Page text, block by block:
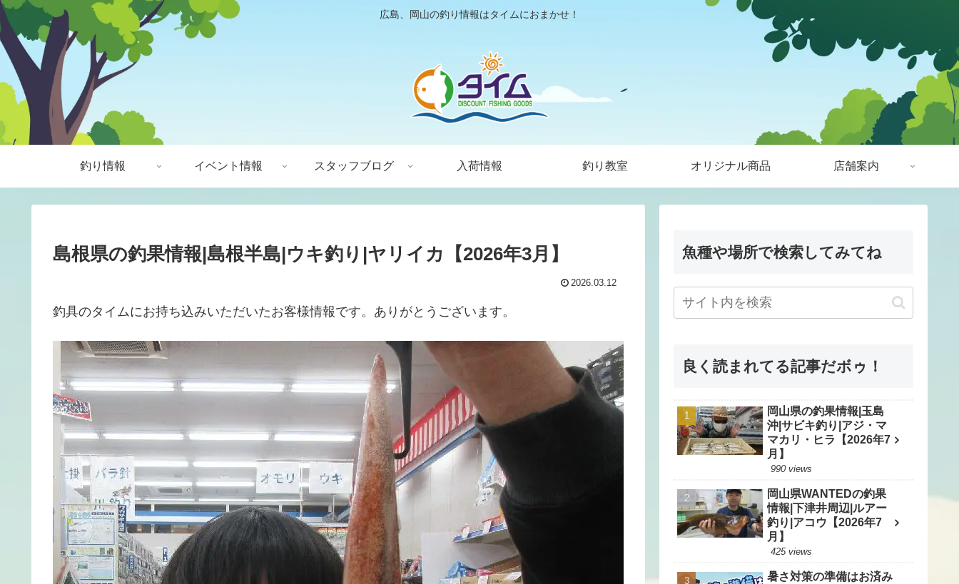
広島、岡山の釣り情報はタイムにおまかせ！
釣り情報 イベント情報 スタッフブログ 入荷情報 釣り教室 オリジナル商品 店舗案内
島根県の釣果情報|島根半島|ウキ釣り|ヤリイカ【2026年3月】
2026.03.12
釣具のタイムにお持ち込みいただいたお客様情報です。ありがとうございます。
魚種や場所で検索してみてね
良く読まれてる記事だボゥ！
岡山県の釣果情報|玉島
沖|サビキ釣り|アジ・マ
マカリ・ヒラ【2026年7
月】
990 views
岡山県WANTEDの釣果
情報|下津井周辺|ルアー
釣り|アコウ【2026年7
月】
425 views
暑さ対策の準備はお済み